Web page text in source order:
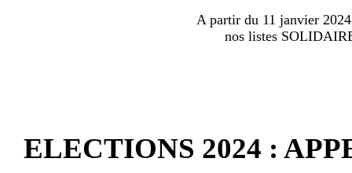
A partir du 11 janvier
nos listes
ELECTIONS 2024 :